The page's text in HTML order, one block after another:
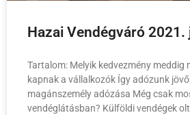
Hazai Vendégváró 2021.
Tartalom: Melyik kedvezmény meddig
kapnak a vállalkozók Így adózunk
magánszemély adózása Még csak
vendéglátásban? Külföldi vendégek